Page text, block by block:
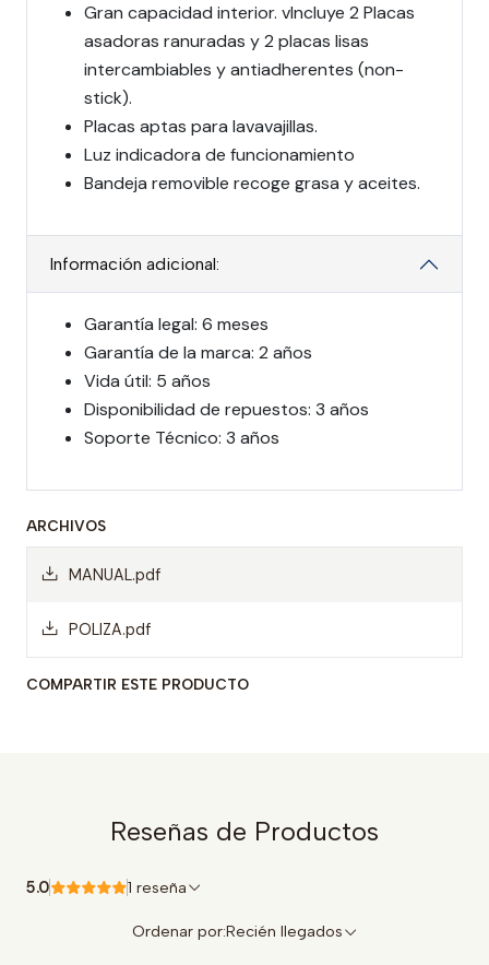
Gran capacidad interior. vIncluye 2 Placas
asadoras ranuradas y 2 placas lisas
intercambiables y antiadherentes (non-
stick).
Placas aptas para lavavajillas.
Luz indicadora de funcionamiento
Bandeja removible recoge grasa y aceites.
Información adicional:
Garantía legal: 6 meses
Garantía de la marca: 2 años
Vida útil: 5 años
Disponibilidad de repuestos: 3 años
Soporte Técnico: 3 años
ARCHIVOS
MANUAL.pdf
POLIZA.pdf
COMPARTIR ESTE PRODUCTO
Reseñas de Productos
5.0 1 reseña
Ordenar por:Recién llegados